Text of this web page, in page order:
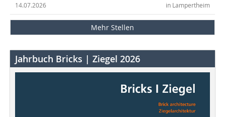
in Lampertheim
14.07.2026
Mehr Stellen
Jahrbuch Bricks | Ziegel 2026